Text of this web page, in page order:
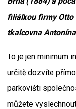
filiálkou firmy Otto
tkalcovna
To je jen minimum
určitě dozvíte
parkovišti
můžete